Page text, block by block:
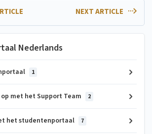
NEXT ARTICLE
Nederlands
1
met het Support Team 2
het studentenportaal 7